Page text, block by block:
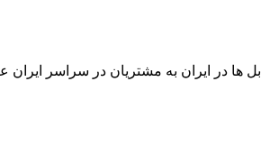
این کابل ها در ایران به مشتریان در